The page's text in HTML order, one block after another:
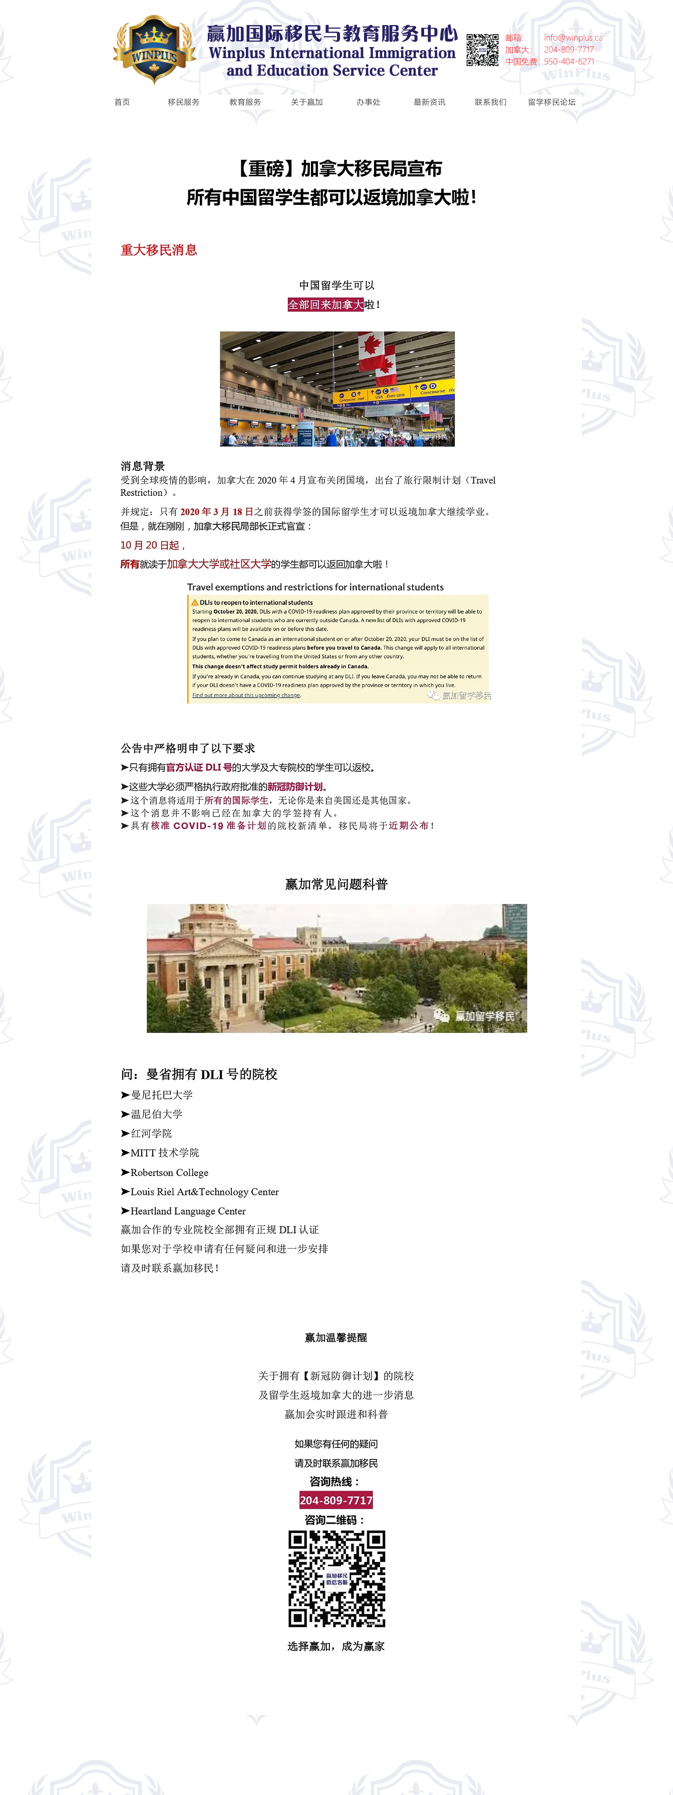
首页 移民服务 教育服务 关于赢加 办事处 最新资讯 联系我们 留学移民论坛